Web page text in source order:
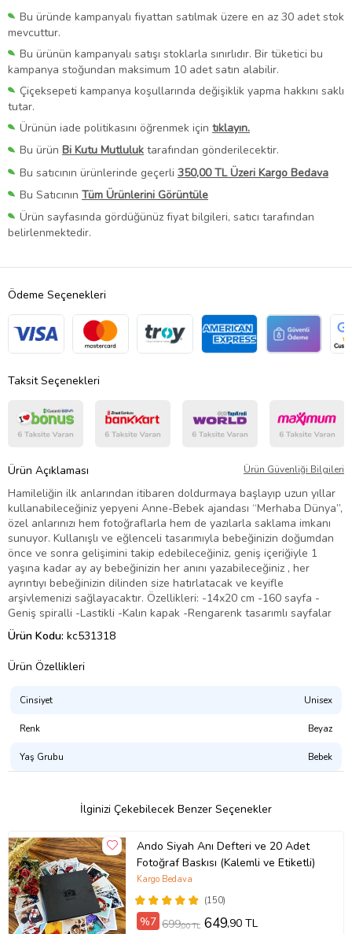
Bu üründe kampanyalı fiyattan satılmak üzere en az 30 adet stok
mevcuttur.
Bu ürünün kampanyalı satışı stoklarla sınırlıdır. Bir tüketici bu
kampanya stoğundan maksimum 10 adet satın alabilir.
Çiçeksepeti kampanya koşullarında değişiklik yapma hakkını saklı
tutar.
Ürünün iade politikasını öğrenmek için tıklayın.
Bu ürün Bi Kutu Mutluluk tarafından gönderilecektir.
Bu satıcının ürünlerinde geçerli 350,00 TL Üzeri Kargo Bedava
Bu Satıcının Tüm Ürünlerini Görüntüle
Ürün sayfasında gördüğünüz fiyat bilgileri, satıcı tarafından
belirlenmektedir.
Ödeme Seçenekleri
Taksit Seçenekleri
Ürün Açıklaması Ürün Güvenliği Bilgileri
Hamileliğin ilk anlarından itibaren doldurmaya başlayıp uzun yıllar
kullanabileceğiniz yepyeni Anne-Bebek ajandası “Merhaba Dünya”,
özel anlarınızı hem fotoğraflarla hem de yazılarla saklama imkanı
sunuyor. Kullanışlı ve eğlenceli tasarımıyla bebeğinizin doğumdan
önce ve sonra gelişimini takip edebileceğiniz, geniş içeriğiyle 1
yaşına kadar ay ay bebeğinizin her anını yazabileceğiniz , her
ayrıntıyı bebeğinizin dilinden size hatırlatacak ve keyifle
arşivlemenizi sağlayacaktır. Özellikleri: -14x20 cm -160 sayfa -
Geniş spiralli -Lastikli -Kalın kapak -Rengarenk tasarımlı sayfalar
Ürün Kodu: kc531318
Ürün Özellikleri
Cinsiyet Unisex
Renk Beyaz
Yaş Grubu Bebek
İlginizi Çekebilecek Benzer Seçenekler
Ando Siyah Anı Defteri ve 20 Adet
Fotoğraf Baskısı (Kalemli ve Etiketli)
(150)
Kargo Bedava
%7 699,00 TL 649,90 TL